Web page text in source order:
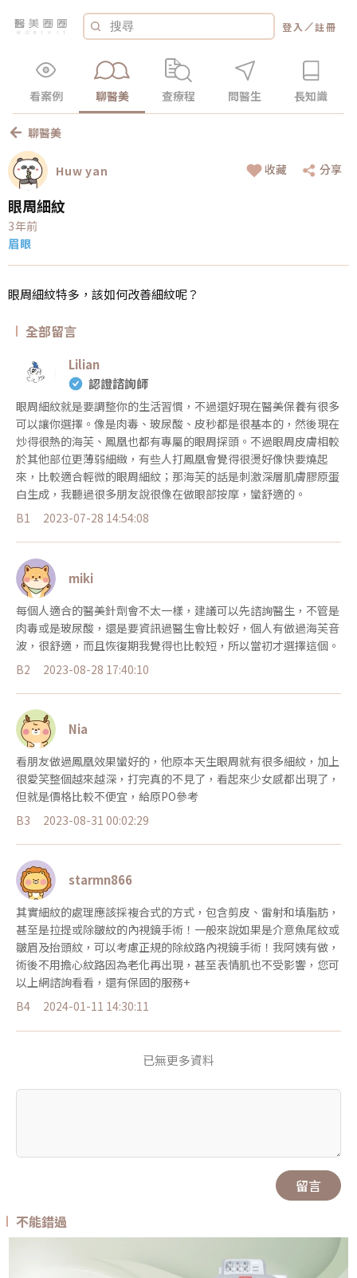
登入 ／註冊
看案例 聊醫美 查療程 問醫生 長知識
聊醫美
Huw yan 收藏 分享
眼周細紋
3年前
眉眼
眼周細紋特多，該如何改善細紋呢？
全部留言
Lilian
認證諮詢師
眼周細紋就是要調整你的生活習慣，不過還好現在醫美保養有很多
可以讓你選擇。像是肉毒、玻尿酸、皮秒都是很基本的，然後現在
炒得很熱的海芙、鳳凰也都有專屬的眼周探頭。不過眼周皮膚相較
於其他部位更薄弱細緻，有些人打鳳凰會覺得很燙好像快要燒起
來，比較適合輕微的眼周細紋；那海芙的話是刺激深層肌膚膠原蛋
白生成，我聽過很多朋友說很像在做眼部按摩，蠻舒適的。
B1
2023-07-28 14:54:08
miki
每個人適合的醫美針劑會不太一樣，建議可以先諮詢醫生，不管是
肉毒或是玻尿酸，還是要資訊過醫生會比較好，個人有做過海芙音
波，很舒適，而且恢復期我覺得也比較短，所以當初才選擇這個。
B2
2023-08-28 17:40:10
Nia
看朋友做過鳳凰效果蠻好的，他原本天生眼周就有很多細紋，加上
很愛笑整個越來越深，打完真的不見了，看起來少女感都出現了，
但就是價格比較不便宜，給原PO參考
B3
2023-08-31 00:02:29
starmn866
其實細紋的處理應該採複合式的方式，包含剪皮、雷射和填脂肪，
甚至是拉提或除皺紋的內視鏡手術！一般來說如果是介意魚尾紋或
皺眉及抬頭紋，可以考慮正規的除紋路內視鏡手術！我阿姨有做，
術後不用擔心紋路因為老化再出現，甚至表情肌也不受影響，您可
以上網諮詢看看，還有保固的服務+
B4
2024-01-11 14:30:11
已無更多資料
留言
不能錯過